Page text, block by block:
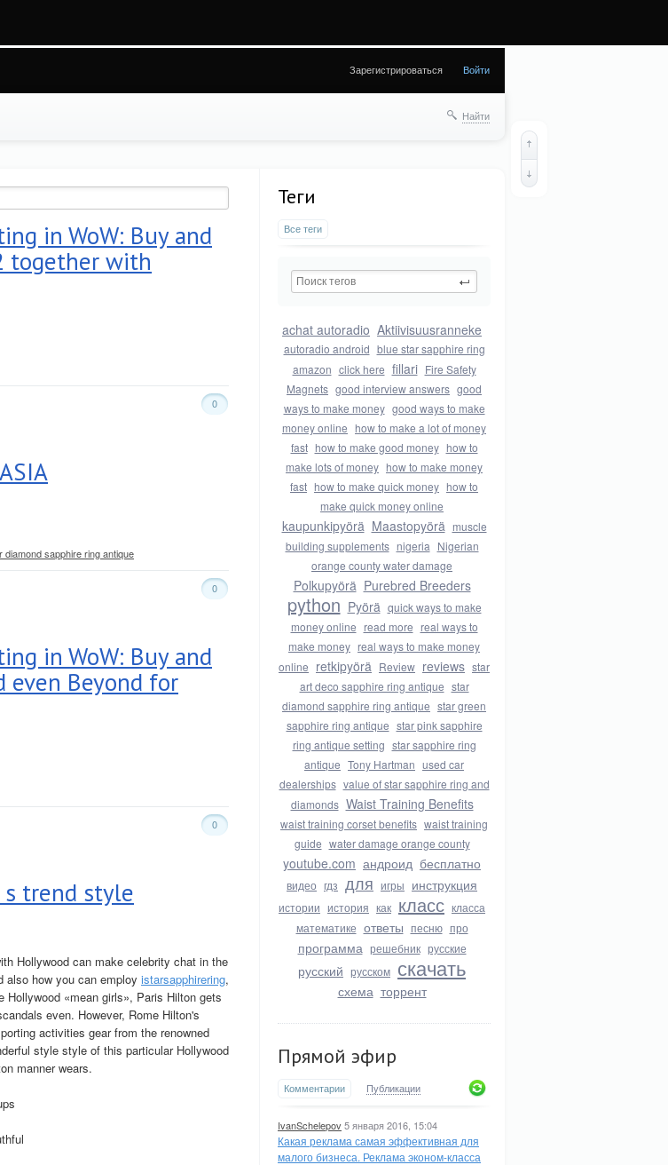
Зарегистрироваться Войти
Найти
Теги
Все теги
achat autoradio Aktiivisuusranneke
autoradio android blue star sapphire ring
amazon click here fillari Fire Safety
Magnets good interview answers good
ways to make money good ways to make
money online how to make a lot of money
fast how to make good money how to
make lots of money how to make money
fast how to make quick money how to
make quick money online
kaupunkipyörä Maastopyörä muscle
building supplements nigeria Nigerian
orange county water damage
Polkupyörä Purebred Breeders
python Pyörä quick ways to make
money online read more real ways to
make money real ways to make money
online retkipyörä Review reviews star
art deco sapphire ring antique star
diamond sapphire ring antique star green
sapphire ring antique star pink sapphire
ring antique setting star sapphire ring
antique Tony Hartman used car
dealerships value of star sapphire ring and
diamonds Waist Training Benefits
waist training corset benefits waist training
guide water damage orange county
youtube.com андроид бесплатно
видео гдз для игры инструкция
истории история как класс класса
математике ответы песню про
программа решебник русские
русский русском скачать
схема торрент
Прямой эфир
Комментарии Публикации
IvanSchelepov5 января 2016, 15:04
Какая реклама самая эффективная для
малого бизнеса. Реклама эконом-класса
in WoW: Buy and
together with
0
diamond sapphire ring antique
0
in WoW: Buy and
even Beyond for
0
s trend style
Hollywood can make celebrity chat in the
also how you can employ istarsapphirering,
«mean girls», Paris Hilton gets
even. However, Rome Hilton's
activities gear from the renowned
style style of this particular Hollywood
manner wears.